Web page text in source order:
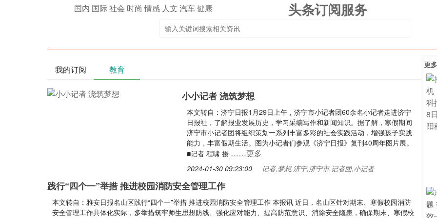
国内 国际社会 时尚 情感 人文 汽车健康 头条订阅服务
我的订阅 教育
小小记者 浇筑梦想
本文转自：济宁日报1月29日上午，济宁市小记者团60余名小记者走进济宁
日报社，了解报业发展历史，学习采编写作和新闻知识。据了解，寒假期间
济宁市小记者团将组织策划一系列丰富多彩的社会实践活动，增强孩子实践
能力，丰富假期生活。图为小记者们参观《济宁日报》复刊40周年图片展。
■记者 程啸 摄 ……更多
2024-01-30 09:23:00 记者,梦想,济宁,济宁市,记者团,小记者
践行“四个一”举措 推进校园消防安全管理工作
本文转自：雅安日报名山区践行“四个一”举措 推进校园消防安全管理工作 本报讯 近日，名山区针对期末、寒假校园消防
安全管理工作具体化实际，多举措筑牢师生思想防线、强化应对能力、提高防范意识、消除安全隐患，确保期末、寒假校
更